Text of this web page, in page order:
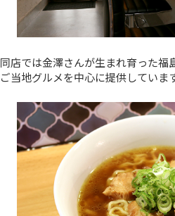
同店では金澤さんが生まれ育った福
ご当地グルメを中心に提供していま